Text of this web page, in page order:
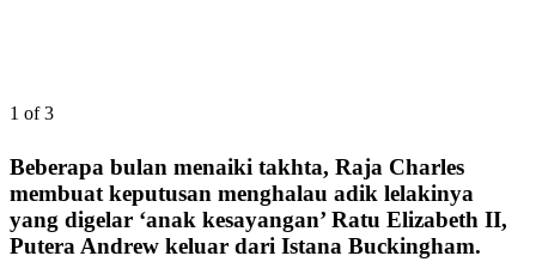
1 of 3
Beberapa bulan menaiki takhta, Raja Charles
membuat keputusan menghalau adik lelakinya
yang digelar ‘anak kesayangan’ Ratu Elizabeth II,
Putera Andrew keluar dari Istana Buckingham.